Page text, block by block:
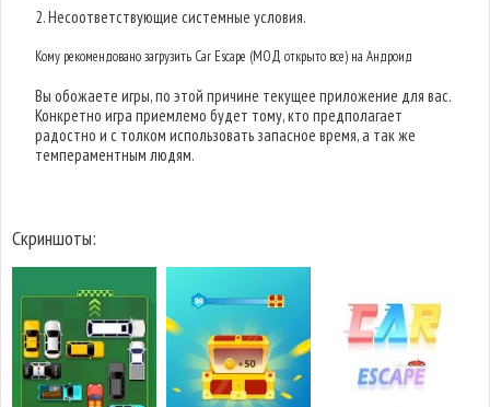
2. Несоответствующие системные условия.
Кому рекомендовано загрузить Car Escape (МОД открыто все) на Андроид
Вы обожаете игры, по этой причине текущее приложение для вас.
Конкретно игра приемлемо будет тому, кто предполагает
радостно и с толком использовать запасное время, а так же
темпераментным людям.
Скриншоты: